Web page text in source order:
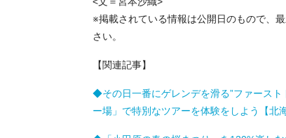
※掲載されている情報は公開日のもので、
さい。
【関連記事】
◆その日一番にゲレンデを滑る”ファース
ー場」で特別なツアーを体験をしよう【北海